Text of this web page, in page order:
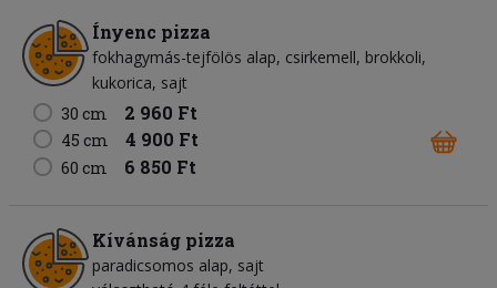
Ínyenc pizza
fokhagymás-tejfölös alap csirkemell brokkoli
kukorica sajt
30 cm
2 960 Ft
45 cm 4 900 Ft
60 cm 6 850 Ft
Kívánság pizza
paradicsomos alap sajt